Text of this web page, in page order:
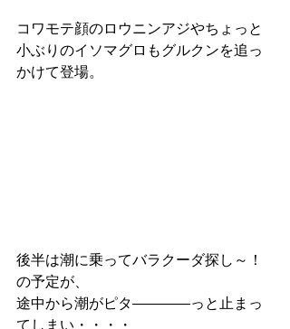
コワモテ顔のロウニンアジやちょっと
小ぶりのイソマグロもグルクンを追っ
かけて登場。
後半は潮に乗ってバラクーダ探し～！
の予定が、
途中から潮がピタ――――っと止まっ
てしまい・・・・